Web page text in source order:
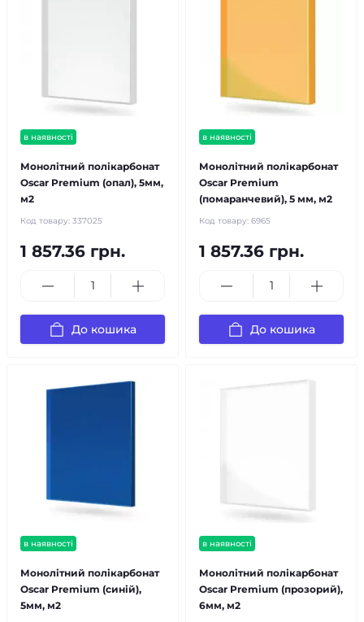
в наявності
Монолітний полікарбонат
Oscar Premium (опал), 5мм,
м2
Код товару: 337025
1 857.36 грн.
До кошика
в наявності
Монолітний полікарбонат
Oscar Premium
(помаранчевий), 5 мм, м2
Код товару: 6965
1 857.36 грн.
До кошика
в наявності
Монолітний полікарбонат
Oscar Premium (синій),
5мм, м2
в наявності
Монолітний полікарбонат
Oscar Premium (прозорий),
6мм, м2